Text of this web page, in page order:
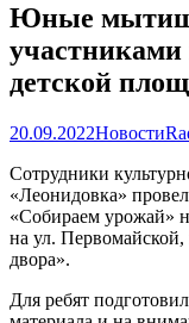
Юные
детской
20.09.2022Новости
Сотрудники
«Леонидовка»
«Собираем урожай»
на ул.
двора».
Для ребят